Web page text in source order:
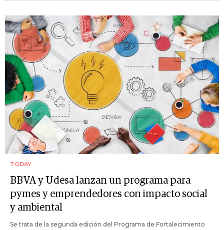
TODAY
BBVA y Udesa lanzan un programa para
pymes y emprendedores con impacto social
y ambiental
Se trata de la segunda edición del Programa de Fortalecimiento